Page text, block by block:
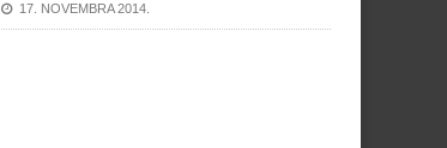
17. NOVEMBRA 2014.